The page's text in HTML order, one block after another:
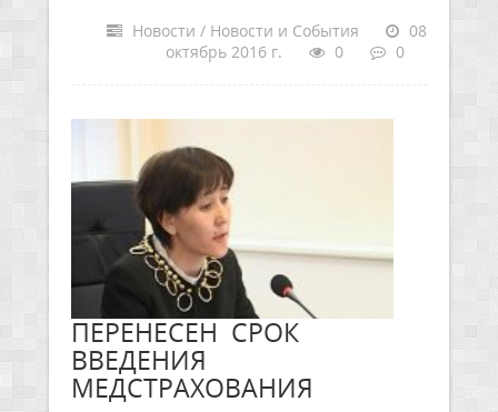
Новости / Новости и События
08
октябрь 2016 г.
0 0
ПЕРЕНЕСЕН СРОК
ВВЕДЕНИЯ
МЕДСТРАХОВАНИЯ